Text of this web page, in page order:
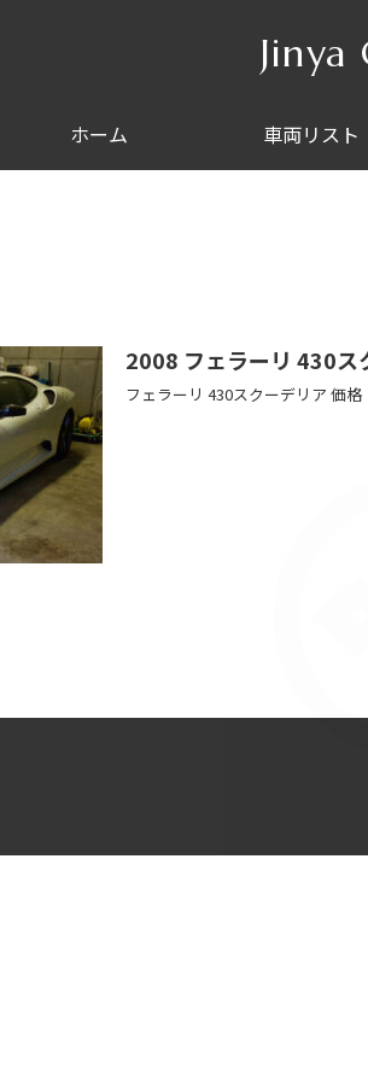
Jinya
ホーム 車両リスト
2008 フェラーリ 430ス
フェラーリ 430スクーデリア 価